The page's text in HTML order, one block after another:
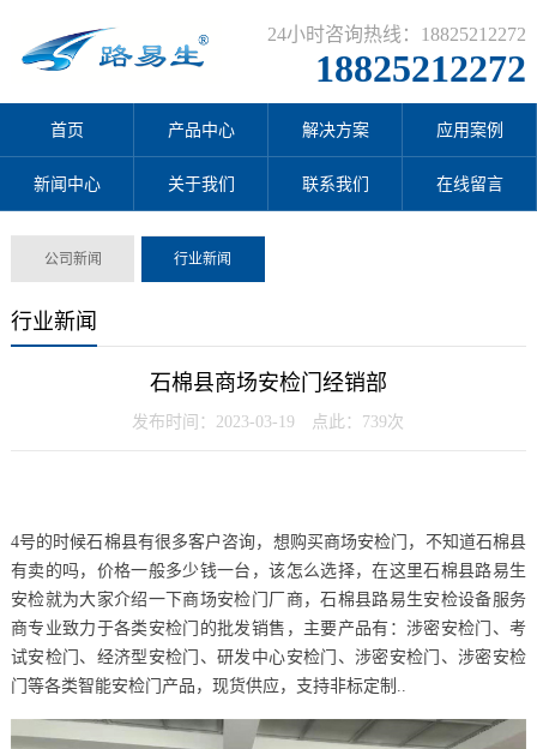
24小时咨询热线：18825212272
18825212272
首页 产品中心 解决方案 应用案例
新闻中心 关于我们 联系我们 在线留言
公司新闻 行业新闻
行业新闻
石棉县商场安检门经销部
发布时间：2023-03-19 点此：739次
4号的时候石棉县有很多客户咨询，想购买商场安检门，不知道石棉县
有卖的吗，价格一般多少钱一台，该怎么选择，在这里石棉县路易生
安检就为大家介绍一下商场安检门厂商，石棉县路易生安检设备服务
商专业致力于各类安检门的批发销售，主要产品有：涉密安检门、考
试安检门、经济型安检门、研发中心安检门、涉密安检门、涉密安检
门等各类智能安检门产品，现货供应，支持非标定制..